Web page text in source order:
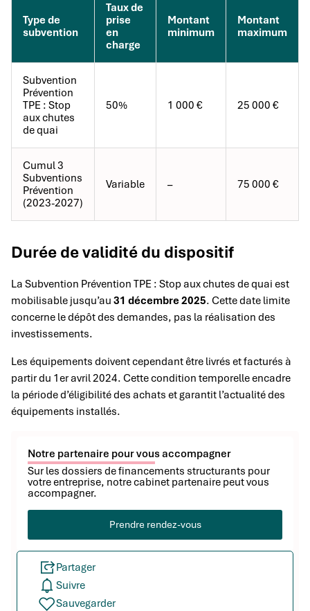
Type de
subvention
Taux de
prise
en
charge
Montant
minimum
Montant
maximum
Subvention
Prévention
TPE : Stop
aux chutes
de quai
50% 1 000 € 25 000 €
Cumul 3
Subventions
Prévention
(2023-2027)
Variable – 75 000 €
Durée de validité du dispositif
La Subvention Prévention TPE : Stop aux chutes de quai est
mobilisable jusqu’au 31 décembre 2025. Cette date limite
concerne le dépôt des demandes, pas la réalisation des
investissements.
Les équipements doivent cependant être livrés et facturés à
partir du 1er avril 2024. Cette condition temporelle encadre
la période d’éligibilité des achats et garantit l’actualité des
équipements installés.
Notre partenaire pour vous accompagner
Sur les dossiers de financements structurants pour
votre entreprise, notre cabinet partenaire peut vous
accompagner.
Prendre rendez-vous
Partager
Suivre
Sauvegarder